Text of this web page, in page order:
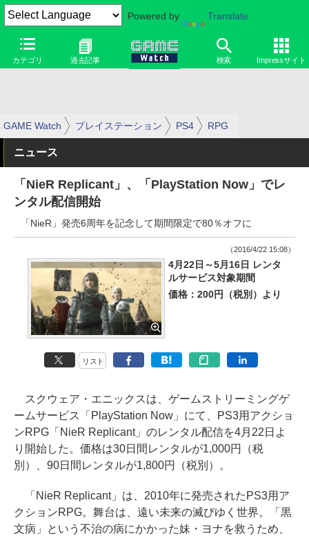
Powered by Translate
カテゴリ 過去記事 検索 Impressサイト
GAME Watch プレイステーション PS4 RPG
ニュース
「NieR Replicant」、「PlayStation Now」でレ
ンタル配信開始
「NieR」発売6周年を記念して期間限定で80％オフに
（2016/4/22 15:08）
4月22日～5月16日 レンタ
ルサービス対象期間
価格：200円（税別）より
リスト
スクウェア・エニックスは、ゲームストリーミングゲ
ームサービス「PlayStation Now」にて、PS3用アクショ
ンRPG「NieR Replicant」のレンタル配信を4月22日よ
り開始した。価格は30日間レンタルが1,000円（税
別）、90日間レンタルが1,800円（税別）。
「NieR Replicant」は、2010年に発売されたPS3用ア
クションRPG。舞台は、遠い未来の滅びゆく世界。「黒
文病」という不治の病にかかった妹・ヨナを救うため、